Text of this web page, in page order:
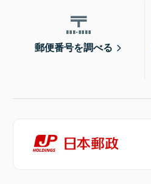
郵便番号を調べる